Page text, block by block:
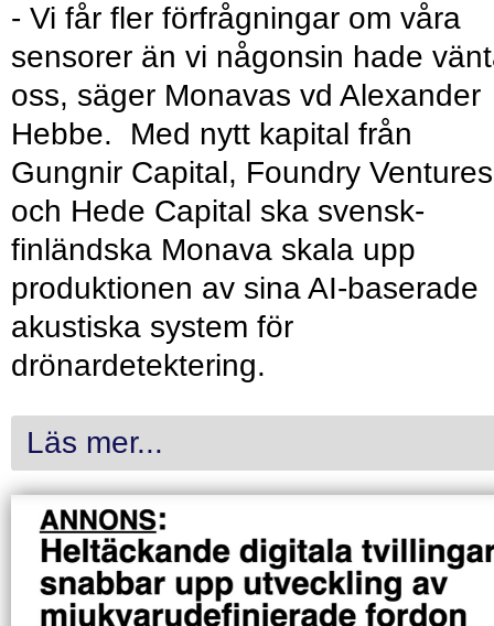
- Vi får fler förfrågningar om våra
sensorer än vi någonsin hade
oss, säger Monavas vd Alexander
Hebbe. Med nytt kapital från
Gungnir Capital, Foundry Ventures
och Hede Capital ska svensk-
finländska Monava skala upp
produktionen av sina AI-baserade
akustiska system för
drönardetektering.
Läs mer...